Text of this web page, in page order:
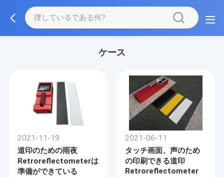
ケース
2021-11-19
道印のための雨夜
Retroreflectometerは
準備ができている
2021-06-11
タッチ画面、声のため
の印刷できる道印
Retroreflectometer